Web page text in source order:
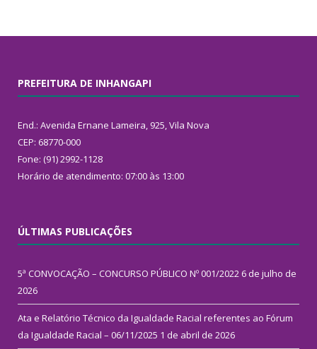
PREFEITURA DE INHANGAPI
End.: Avenida Ernane Lameira, 925, Vila Nova
CEP: 68770-000
Fone: (91) 2992-1128
Horário de atendimento: 07:00 às 13:00
ÚLTIMAS PUBLICAÇÕES
5ª CONVOCAÇÃO – CONCURSO PÚBLICO Nº 001/2022 6 de julho de
2026
Ata e Relatório Técnico da Igualdade Racial referentes ao Fórum
da Igualdade Racial – 06/11/2025 1 de abril de 2026